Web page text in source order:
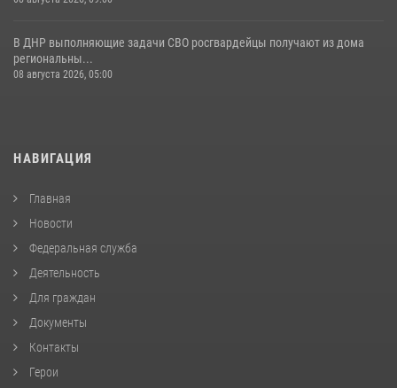
В ДНР выполняющие задачи СВО росгвардейцы получают из дома
региональны...
08 августа 2026, 05:00
НАВИГАЦИЯ
Главная
Новости
Федеральная служба
Деятельность
Для граждан
Документы
Контакты
Герои